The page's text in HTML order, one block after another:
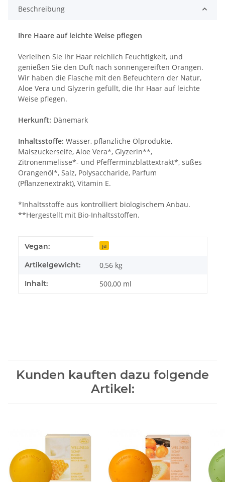
Beschreibung
Ihre Haare auf leichte Weise pflegen
Verleihen Sie Ihr Haar reichlich Feuchtigkeit, und
genießen Sie den Duft nach sonnengereiften Orangen.
Wir haben die Flasche mit den Befeuchtern der Natur,
Aloe Vera und Glyzerin gefüllt, die Ihr Haar auf leichte
Weise pflegen.
Herkunft: Dänemark
Inhaltsstoffe: Wasser, pflanzliche Ölprodukte,
Maiszuckerseife, Aloe Vera*, Glyzerin**,
Zitronenmelisse*- und Pfefferminzblattextrakt*, süßes
Orangenöl*, Salz, Polysaccharide, Parfum
(Pflanzenextrakt), Vitamin E.
*Inhaltsstoffe aus kontrolliert biologischem Anbau.
**Hergestellt mit Bio-Inhaltsstoffen.
Produkteigenschaft
Wert
Vegan: ja
Artikelgewicht: 0,56 kg
Inhalt: 500,00 ml
Kunden kauften dazu folgende
Artikel: